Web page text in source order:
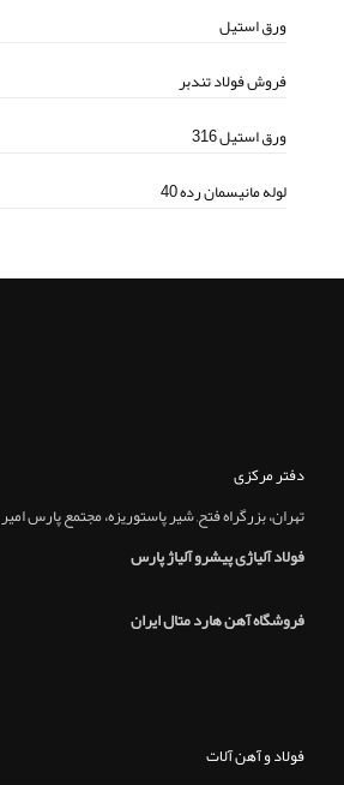
ورق استیل
فروش فولاد تندبر
ورق استیل 316
لوله مانیسمان رده 40
دفتر مرکزی
تهران، بزرگراه فتح, شير پاستوريزه، مجتمع پارس امير
فولاد آلیاژی پیشرو آلیاژ پارس
فروشگاه آهن هارد متال ایران
فولاد و آهن آلات